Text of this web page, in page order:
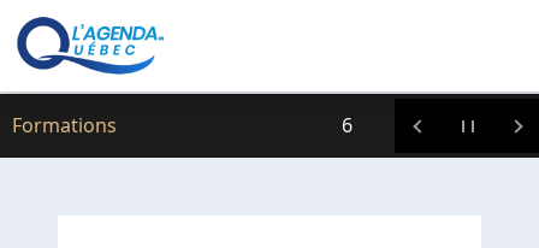
Clic icitte :
Formations 6